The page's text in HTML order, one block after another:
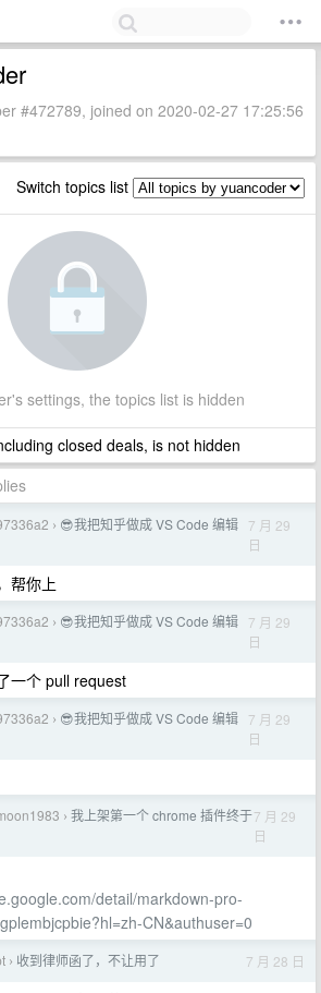
#472789, joined on 2020-02-27 17:25:56
Switch topics list
settings, the topics list is hidden
closed deals, is not hidden
› 😎我把知乎做成 VS Code 编辑 7 月 29
日
帮你上
› 😎我把知乎做成 VS Code 编辑 7 月 29
日
一个 pull request
› 😎我把知乎做成 VS Code 编辑 7 月 29
日
› 我上架第一个 chrome 插件终于7 月 29
日
detail/markdown-pro-
CN&authuser=0
› 收到律师函了，不让用了 7 月 28 日